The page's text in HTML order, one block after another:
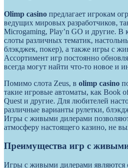
Olimp casino предлагает игрокам
ведущих мировых разработчиков,
Microgaming, Play’n GO и другие. В
слоты различных тематик,
блэкджек, покер), а также игры с
Ассортимент игр постоянно
всегда могут найти что-то новое и
Помимо слота Zeus, в olimp casino
такие игровые автоматы, как Book
Quest и другие. Для любителей
различные варианты рулетки,
Игры с живыми дилерами
атмосферу настоящего казино, не
Преимущества игр с
Игры с живыми дилерами являются